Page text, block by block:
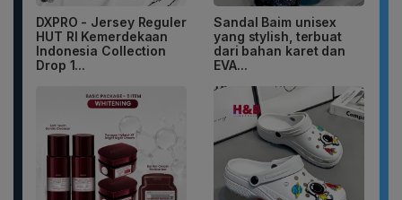
DXPRO - Jersey Reguler
HUT RI Kemerdekaan
Indonesia Collection
Drop 1...
Sandal Baim unisex
yang stylish, terbuat
dari bahan karet dan
EVA...